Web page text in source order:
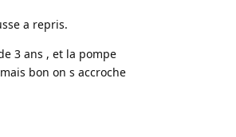
a repris.
3 ans , et la pompe
bon on s accroche